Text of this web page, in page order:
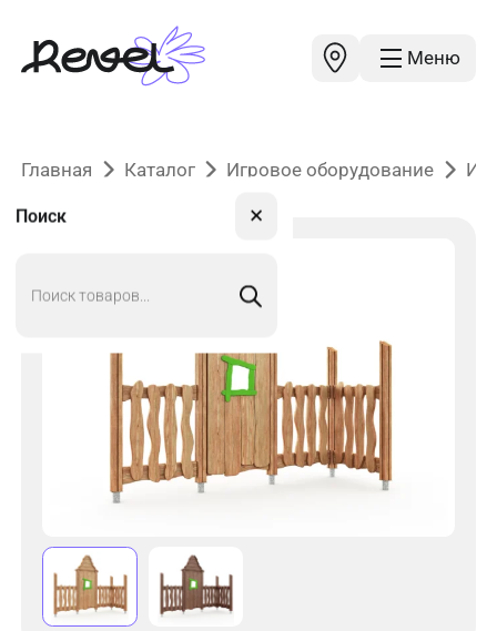
Меню
Поиск ✕
Главная Каталог Игровое оборудование